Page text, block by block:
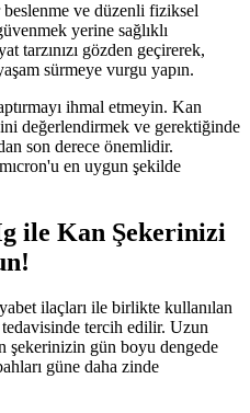
ve düzenli fiziksel
yerine sağlıklı
tarzınızı gözden geçirerek,
sürmeye vurgu yapın.
ihmal etmeyin. Kan
değerlendirmek ve gerektiğinde
son derece önemlidir.
en uygun şekilde
ile Kan Şekerinizi
ilaçları ile birlikte kullanılan
tercih edilir. Uzun
şekerinizin gün boyu dengede
güne daha zinde